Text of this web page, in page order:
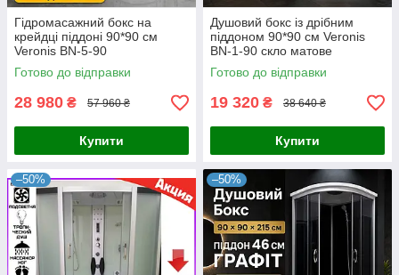
Гідромасажний бокс на
крейдці піддоні 90*90 см
Veronis BN-5-90
Готово до відправки
28 980 ₴ 57 960 ₴
Купити
Душовий бокс із дрібним
піддоном 90*90 см Veronis
BN-1-90 скло матове
Готово до відправки
19 320 ₴ 38 640 ₴
Купити
–50% –50%